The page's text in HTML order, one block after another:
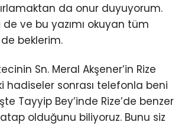
da onur duyuyorum.
de ve bu yazımı okuyan tüm
beklerim.
Sn. Meral Akşener’in Rize
hadiseler sonrası telefonla beni
Tayyip Bey’inde Rize’de benzer
olduğunu biliyoruz. Bunu siz